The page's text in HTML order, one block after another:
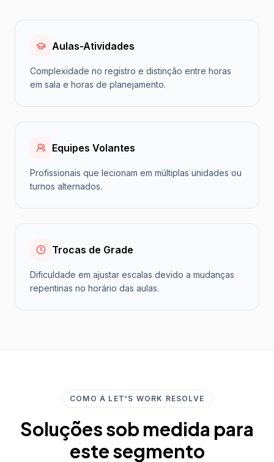
Aulas-Atividades
Complexidade no registro e distinção entre horas
em sala e horas de planejamento.
Equipes Volantes
Profissionais que lecionam em múltiplas unidades ou
turnos alternados.
Trocas de Grade
Dificuldade em ajustar escalas devido a mudanças
repentinas no horário das aulas.
COMO A LET'S WORK RESOLVE
Soluções sob medida para
este segmento